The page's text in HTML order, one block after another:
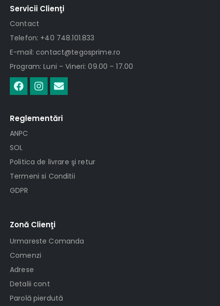
Servicii Clienţi
Contact
Telefon: +40 748.101.833
E-mail: contact@tegosprime.ro
Program: Luni – Vineri: 09.00 – 17.00
Reglementări
ANPC
SOL
Politica de livrare şi retur
Termeni si Conditii
GDPR
Zonă Clienţi
Urmareste Comanda
Comenzi
Adrese
Detalii cont
Parolă pierdută